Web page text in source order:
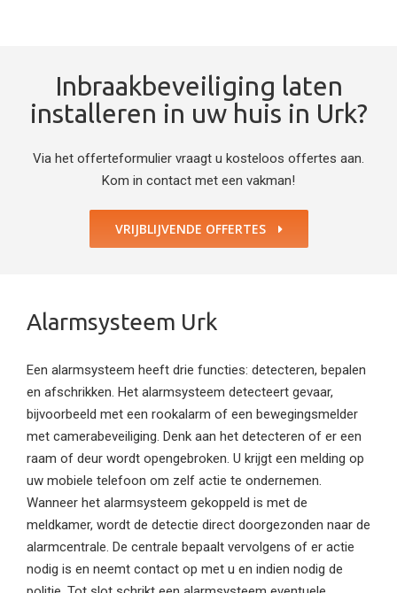
Inbraakbeveiliging laten
installeren in uw huis in Urk?
Via het offerteformulier vraagt u kosteloos offertes aan.
Kom in contact met een vakman!
VRIJBLIJVENDE OFFERTES
Alarmsysteem Urk
Een alarmsysteem heeft drie functies: detecteren, bepalen
en afschrikken. Het alarmsysteem detecteert gevaar,
bijvoorbeeld met een rookalarm of een bewegingsmelder
met camerabeveiliging. Denk aan het detecteren of er een
raam of deur wordt opengebroken. U krijgt een melding op
uw mobiele telefoon om zelf actie te ondernemen.
Wanneer het alarmsysteem gekoppeld is met de
meldkamer, wordt de detectie direct doorgezonden naar de
alarmcentrale. De centrale bepaalt vervolgens of er actie
nodig is en neemt contact op met u en indien nodig de